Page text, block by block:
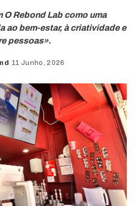
Rebond Lab como uma
ao bem-estar, à criatividade e
pessoas».
11 Junho, 2026